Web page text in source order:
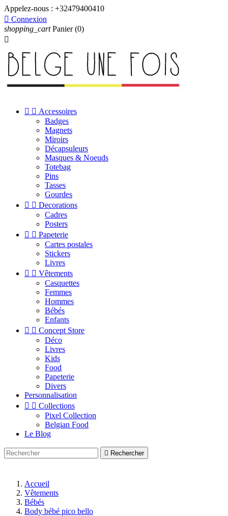
Appelez-nous : +32479400410
 Connexion
shopping_cart Panier (0)

  Accessoires
Badges
Magnets
Miroirs
Décapsuleurs
Masques & Noeuds
Totebag
Pins
Tasses
Gourdes
  Decorations
Cadres
Posters
  Papeterie
Cartes postales
Stickers
Livres
  Vêtements
Casquettes
Femmes
Hommes
Bébés
Enfants
  Concept Store
Déco
Livres
Kids
Food
Papeterie
Divers
Personnalisation
  Collections
Pixel Collection
Belgian Food
Le Blog
 Rechercher
Accueil
Vêtements
Bébés
Body bébé pico bello